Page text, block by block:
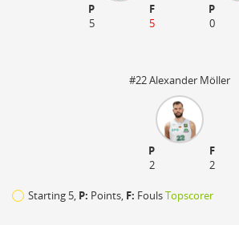
P
F
5
5
P
0
#22 Alexander Möller
P
F
2
2
Starting 5, P: Points, F: FoulsTopscorer